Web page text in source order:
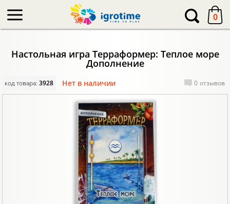
0
Настольная игра Терраформер: Теплое море
Дополнение
код товара:3928 Нет в наличии 0 отзывов